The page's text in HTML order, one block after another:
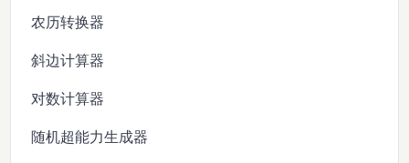
农历转换器
斜边计算器
对数计算器
随机超能力生成器